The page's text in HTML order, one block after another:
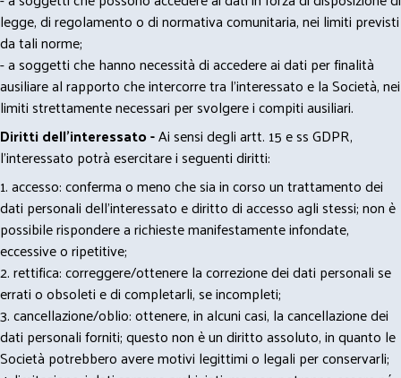
legge, di regolamento o di normativa comunitaria, nei limiti previsti
da tali norme;
- a soggetti che hanno necessità di accedere ai dati per finalità
ausiliare al rapporto che intercorre tra l’interessato e la Società, nei
limiti strettamente necessari per svolgere i compiti ausiliari.
Diritti dell’interessato -Ai sensi degli artt. 15 e ss GDPR,
l’interessato potrà esercitare i seguenti diritti:
1. accesso: conferma o meno che sia in corso un trattamento dei
dati personali dell’interessato e diritto di accesso agli stessi; non è
possibile rispondere a richieste manifestamente infondate,
eccessive o ripetitive;
2. rettifica: correggere/ottenere la correzione dei dati personali se
errati o obsoleti e di completarli, se incompleti;
3. cancellazione/oblio: ottenere, in alcuni casi, la cancellazione dei
dati personali forniti; questo non è un diritto assoluto, in quanto le
Società potrebbero avere motivi legittimi o legali per conservarli;